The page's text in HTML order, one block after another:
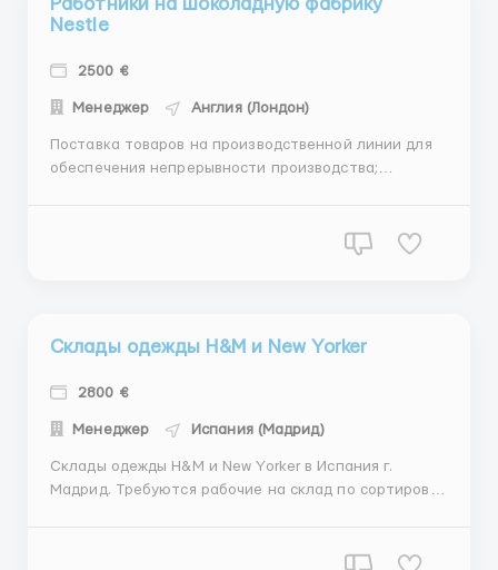
Работники на шоколадную фабрику
Nestle
2500 €
Менеджер Англия (Лондон)
Поставка товаров на производственной линии для
обеспечения непрерывности производства;
сложной работы нет. Требования: — возраст от 18 до
Склады одежды H&M и New Yorker
2800 €
Менеджер Испания (Мадрид)
Склады одежды H&M и New Yorker в Испания г.
Мадрид. Требуются рабочие на склад по сортировке